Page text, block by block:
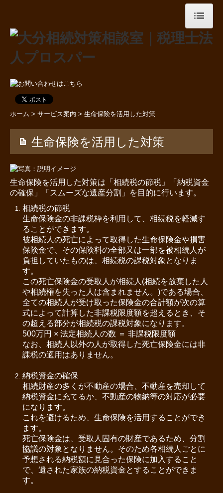
ホーム
事務所紹介
専門家ネットワーク
私たちの強み
相続シミュレーションサイクル
相続に関するQ&A
お問い合わせ
プライバシーポリシー
サービス案内
料金について
セミナー案内
過去のセミナー一覧
お客様の声
ホーム > サービス案内 > 生命保険を活用した対策
生命保険を活用した対策
生命保険を活用した対策は「相続税の節税」「納税資金
の確保」「スムーズな遺産分割」を目的に行います。
相続税の節税
生命保険金の非課税枠を利用して、相続税を軽減す
ることができます。
被相続人の死亡によって取得した生命保険金や損害
保険金で、その保険料の全部又は一部を被相続人が
負担していたものは、相続税の課税対象となりま
す。
この死亡保険金の受取人が相続人(相続を放棄した人
や相続権を失った人は含まれません。)である場合、
全ての相続人が受け取った保険金の合計額が次の算
式によって計算した非課税限度額を超えるとき、そ
の超える部分が相続税の課税対象になります。
500万円 × 法定相続人の数 ＝ 非課税限度額
なお、相続人以外の人が取得した死亡保険金には非
課税の適用はありません。
納税資金の確保
相続財産の多くが不動産の場合、不動産を売却して
納税資金に充てるか、不動産の物納等の対応が必要
になります。
これを避けるため、生命保険を活用することができ
ます。
死亡保険金は、受取人固有の財産であるため、分割
協議の対象となりません。そのため各相続人ごとに
予想される納税額に見合った保険に加入すること
で、遺された家族の納税資金とすることができま
す。